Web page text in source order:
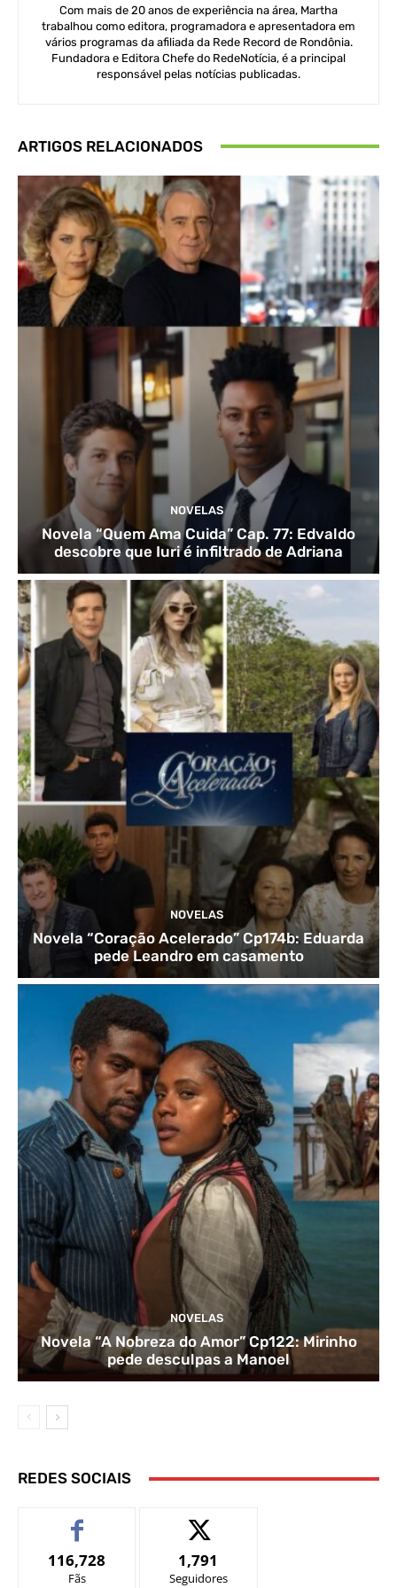
Com mais de 20 anos de experiência na área, Martha
trabalhou como editora, programadora e apresentadora em
vários programas da afiliada da Rede Record de Rondônia.
Fundadora e Editora Chefe do RedeNotícia, é a principal
responsável pelas notícias publicadas.
ARTIGOS RELACIONADOS
NOVELAS
Novela “Quem Ama Cuida” Cap. 77: Edvaldo
descobre que Iuri é infiltrado de Adriana
NOVELAS
Novela “Coração Acelerado” Cp174b: Eduarda
pede Leandro em casamento
NOVELAS
Novela “A Nobreza do Amor” Cp122: Mirinho
pede desculpas a Manoel
REDES SOCIAIS
116,728
Fãs
1,791
Seguidores